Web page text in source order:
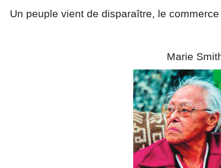
Un peuple vient de disparaître, le
Marie Smith